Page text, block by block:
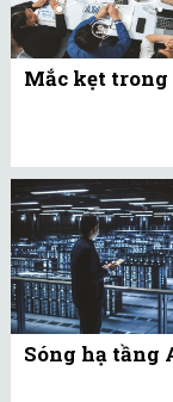
Mắc kẹt
Sóng hạ tầng